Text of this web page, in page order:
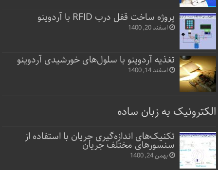
پروژه ساخت قفل‌ درب RFID با آردوینو
اسفند 20, 1400
تغذیه آردوینو با سلول‌های خورشیدی آردوینو
اسفند 14, 1400
الکترونیک به زبان ساده
تکنیک‌های اندازه‌گیری جریان با استفاده از
سنسورهای مختلف جریان
بهمن 24, 1400